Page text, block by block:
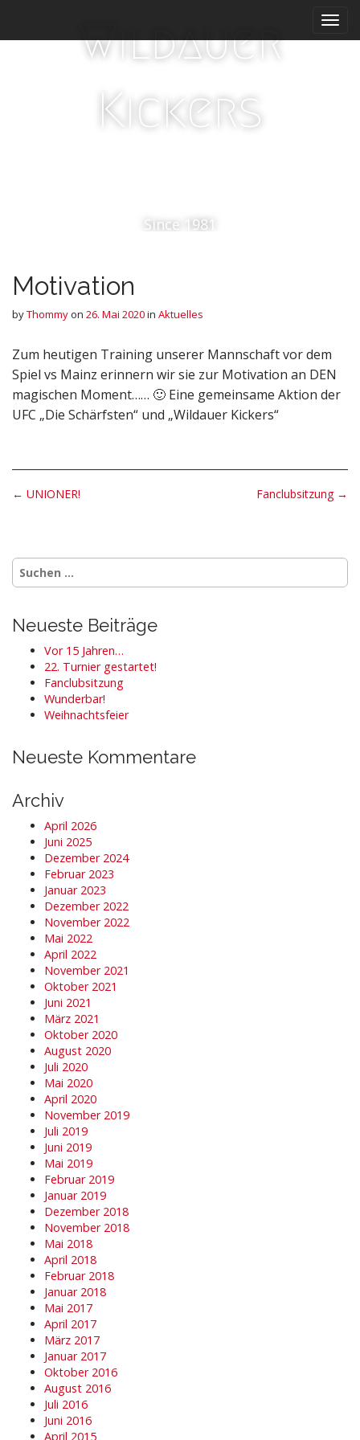
i
Wildauer
Kickers
Since 1981
Motivation
byThommyon 26. Mai 2020in Aktuelles
Zum heutigen Training unserer Mannschaft vor dem
Spiel vs Mainz erinnern wir sie zur Motivation an DEN
magischen Moment…… 🙂 Eine gemeinsame Aktion der
UFC „Die Schärfsten“ und „Wildauer Kickers“
P
t
n
v
o
n
← UNIONER! Fanclubsitzung →
Suchen
nach:
Neueste Beiträge
Vor 15 Jahren…
22. Turnier gestartet!
Fanclubsitzung
Wunderbar!
Weihnachtsfeier
Neueste Kommentare
Archiv
April 2026
Juni 2025
Dezember 2024
Februar 2023
Januar 2023
Dezember 2022
November 2022
Mai 2022
April 2022
November 2021
Oktober 2021
Juni 2021
März 2021
Oktober 2020
August 2020
Juli 2020
Mai 2020
April 2020
November 2019
Juli 2019
Juni 2019
Mai 2019
Februar 2019
Januar 2019
Dezember 2018
November 2018
Mai 2018
April 2018
Februar 2018
Januar 2018
Mai 2017
April 2017
März 2017
Januar 2017
Oktober 2016
August 2016
Juli 2016
Juni 2016
April 2015